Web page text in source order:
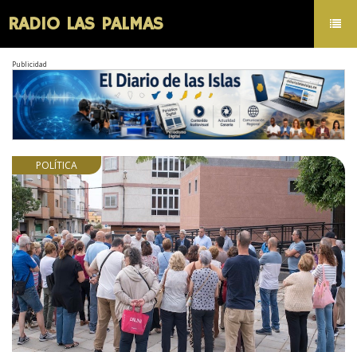
RADIO LAS PALMAS
Publicidad
POLÍTICA